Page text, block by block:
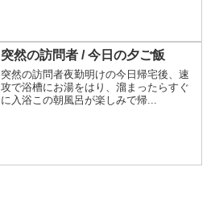
突然の訪問者 / 今日の夕ご飯
突然の訪問者夜勤明けの今日帰宅後、速
攻で浴槽にお湯をはり、溜まったらすぐ
に入浴この朝風呂が楽しみで帰...